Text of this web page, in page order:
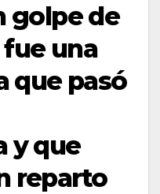
golpe de
una
que pasó
y que
reparto